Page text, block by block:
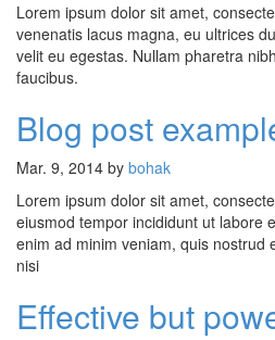
Lorem ipsum dolor sit amet,
venenatis lacus magna, eu ultrices
velit eu egestas. Nullam pharetra
faucibus.
Blog post
Mar. 9, 2014 by bohak
Lorem ipsum dolor sit amet,
eiusmod tempor incididunt ut labore
enim ad minim veniam, quis nostrud
nisi
Effective but